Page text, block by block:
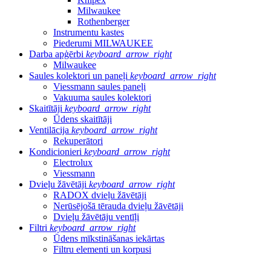
Milwaukee
Rothenberger
Instrumentu kastes
Piederumi MILWAUKEE
Darba apģērbi keyboard_arrow_right
Milwaukee
Saules kolektori un paneļi keyboard_arrow_right
Viessmann saules paneļi
Vakuuma saules kolektori
Skaitītāji keyboard_arrow_right
Ūdens skaitītāji
Ventilācija keyboard_arrow_right
Rekuperātori
Kondicionieri keyboard_arrow_right
Electrolux
Viessmann
Dvieļu žāvētāji keyboard_arrow_right
RADOX dvieļu žāvētāji
Nerūsējošā tērauda dvieļu žāvētāji
Dvieļu žāvētāju ventīļi
Filtri keyboard_arrow_right
Ūdens mīkstināšanas iekārtas
Filtru elementi un korpusi